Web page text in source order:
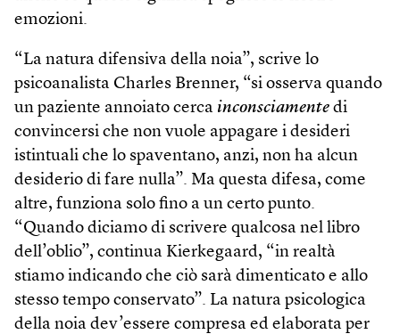
emozioni.
“La natura difensiva della noia”, scrive lo
psicoanalista Charles Brenner, “si osserva quando
un paziente annoiato cerca inconsciamente di
convincersi che non vuole appagare i desideri
istintuali che lo spaventano, anzi, non ha alcun
desiderio di fare nulla”. Ma questa difesa, come
altre, funziona solo fino a un certo punto.
“Quando diciamo di scrivere qualcosa nel libro
dell’oblio”, continua Kierkegaard, “in realtà
stiamo indicando che ciò sarà dimenticato e allo
stesso tempo conservato”. La natura psicologica
della noia dev’essere compresa ed elaborata per